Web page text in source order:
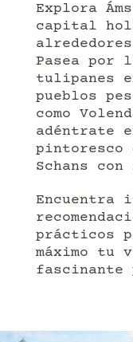
Explora
capital
Pasea por
tulipanes
pueblos
como
adéntrate
pintoresco
Schans
Encuentra
prácticos
máximo tu
fascinante